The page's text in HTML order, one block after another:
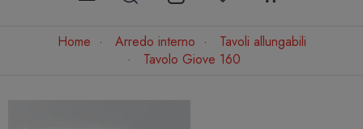
Home Arredo interno
Tavoli allungabili
Tavolo Giove 160